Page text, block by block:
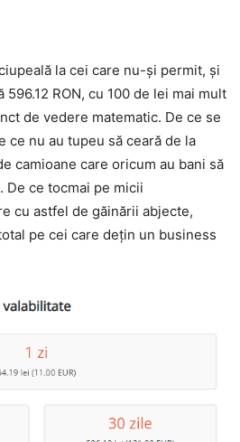
la cei care nu-și permit, și
RON, cu 100 de lei mai mult
de vedere matematic. De ce se
ce nu au tupeu să ceară de la
camioane care oricum au bani să
De ce tocmai pe micii
cu astfel de găinării abjecte,
pe cei care dețin un business